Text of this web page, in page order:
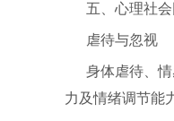
五、心理社
虐待与忽视
身体虐待、
力及情绪调节能